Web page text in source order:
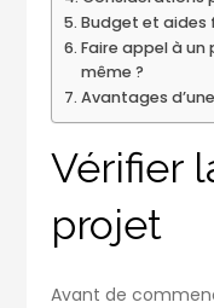
Budget et aides
Faire appel à
même ?
Avantages
Vérifier
projet
Avant de